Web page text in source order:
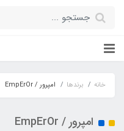
خانه برندها امپرور / EmpErOr
امپرور / EmpErOr